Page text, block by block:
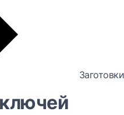
Заготовки